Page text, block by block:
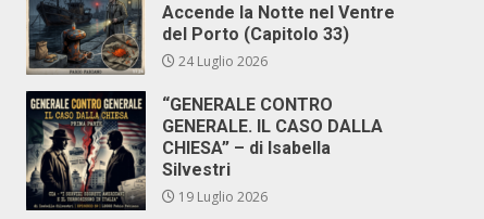
Accende la Notte nel Ventre
del Porto (Capitolo 33)
24 Luglio 2026
“GENERALE CONTRO
GENERALE. IL CASO DALLA
CHIESA” – di Isabella
Silvestri
19 Luglio 2026